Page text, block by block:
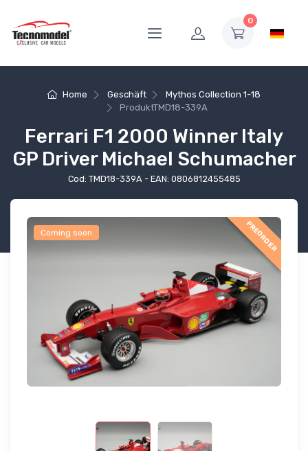
0
Home Geschäft
Mythos Collection 1-18
ProduktTMD18-339A
Ferrari F1 2000 Winner Italy
GP Driver Michael Schumacher
Cod: TMD18-339A - EAN: 0806812455485
Coming soon PREORDER